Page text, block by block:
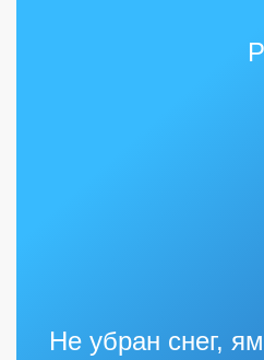
Не убран снег,